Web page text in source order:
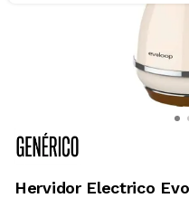
Hervidor Electrico